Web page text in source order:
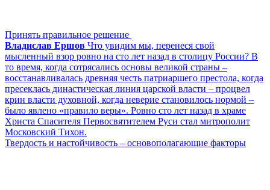
Принять правильное решение
Владислав Ершов Что увидим мы, перенеся свой
мысленный взор ровно на сто лет назад в столицу России? В
то время, когда сотрясались основы великой страны –
восстанавливалась древняя честь патриаршего престола, когда
пресеклась династическая линия царской власти – процвел
крин власти духовной, когда неверие становилось нормой –
было явлено «правило веры». Ровно сто лет назад в храме
Христа Спасителя Первосвятителем Руси стал митрополит
Московский Тихон.
Твердость и настойчивость – основополагающие факторы